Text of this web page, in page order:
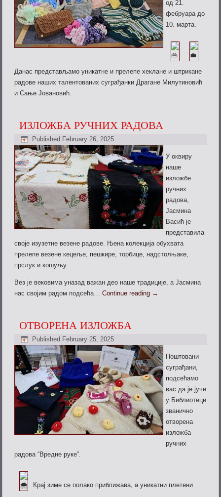
од 21.
фебруара до
10. марта.
Данас представљамо уникатне и прелепе хеклане и штрикане
радове наших талентованихсуграђанки Драгане Милутиновић
и Сање Јовановић.
ИЗЛОЖБА РУЧНИХ РАДОВА
Published February 26, 2025
У оквиру
наше
изложбе
ручних
радова,
Јасмина
Васић је
представила
своје изузетне везене радове. Њена колекција обухвата
прелепе везене кецеље, пешкире, торбице, надстолњаке,
прслук и кошуљу.
Вез је вековима уназад важан део наше традиције, а Јасмина
нас својим радом подсећа…Continue reading →
ОТВОРЕНА ИЗЛОЖБА
Published February 25, 2025
Поштовани
суграђани,
подсећамо
вас да је јуче
у Библиотеци
званично
отворена
изложба
ручних
радова “Вредне руке”.
Крај зиме се полако приближава, а уникатни плетени